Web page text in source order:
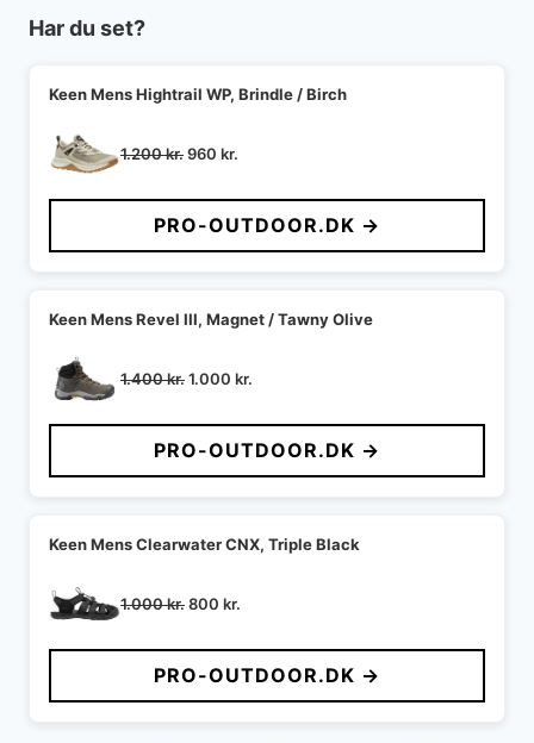
Har du set?
Keen Mens Hightrail WP, Brindle / Birch
1.200kr.Den
pris
var:
1.200 kr..
960 kr.
pris
er:
960 kr..
PRO-OUTDOOR.DK →
Keen Mens Revel III, Magnet / Tawny Olive
1.400kr.Den
pris
var:
1.400 kr..
1.000 kr.
pris
er:
1.000 kr..
PRO-OUTDOOR.DK →
Keen Mens Clearwater CNX, Triple Black
1.000kr.Den
pris
var:
1.000 kr..
800 kr.
pris
er:
800 kr..
PRO-OUTDOOR.DK →